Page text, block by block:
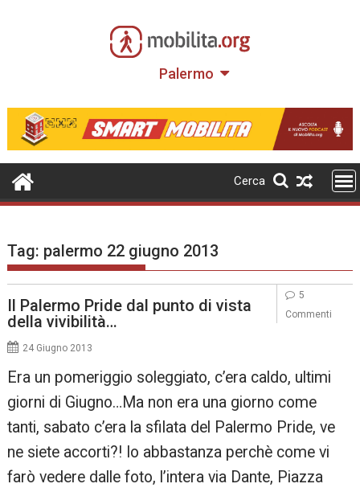
Palermo
Cerca
Tag: palermo 22 giugno 2013
Il Palermo Pride dal punto di vista
della vivibilità…
24 Giugno 2013
Era un pomeriggio soleggiato, c’era caldo, ultimi
giorni di Giugno…Ma non era una giorno come
tanti, sabato c’era la sfilata del Palermo Pride, ve
ne siete accorti?! Io abbastanza perchè come vi
farò vedere dalle foto, l’intera via Dante, Piazza
5
Commenti